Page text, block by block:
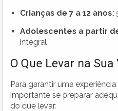
Crianças de 7 a 12 anos:
Adolescentes a partir
integral
O Que Levar na Sua
Para garantir uma
importante se preparar
do que levar: